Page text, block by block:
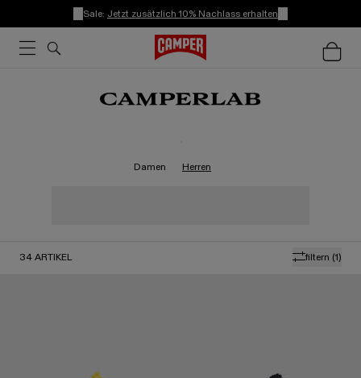
Sale: Jetzt zusätzlich 10% Nachlass erhalten
.
Damen Herren
filtern (1)
34 ARTIKEL